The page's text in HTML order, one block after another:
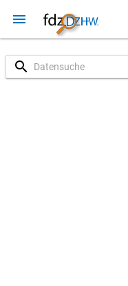
menu
search